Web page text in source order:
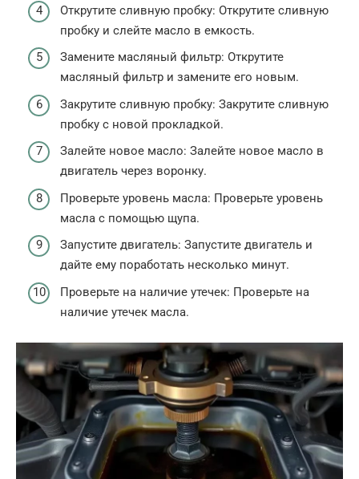
Открутите сливную пробку: Открутите сливную
пробку и слейте масло в емкость.
Замените масляный фильтр: Открутите
масляный фильтр и замените его новым.
Закрутите сливную пробку: Закрутите сливную
пробку с новой прокладкой.
Залейте новое масло: Залейте новое масло в
двигатель через воронку.
Проверьте уровень масла: Проверьте уровень
масла с помощью щупа.
Запустите двигатель: Запустите двигатель и
дайте ему поработать несколько минут.
Проверьте на наличие утечек: Проверьте на
наличие утечек масла.